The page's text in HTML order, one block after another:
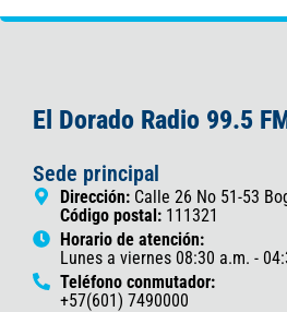
El Dorado Radio 99.5
Sede principal
Dirección: Calle 26 No 51-53
Código postal: 111321
Horario de atención:
Lunes a viernes 08:30 a.m. -
Teléfono conmutador:
+57(601) 7490000